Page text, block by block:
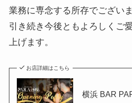
業務に専念する所存でございま
引き続き今後ともよろしくご
上げます。
お店詳細はこちら
横浜 BAR